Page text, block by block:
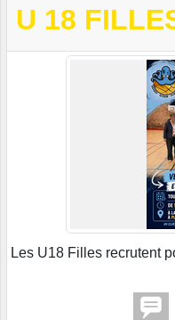
U 18
Les U18 Filles recrutent